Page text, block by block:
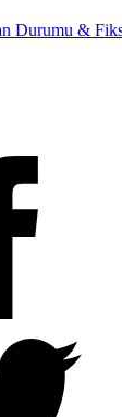
Durumu &